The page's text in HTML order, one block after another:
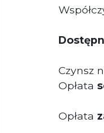
Czynsz
Opłata
Opłata